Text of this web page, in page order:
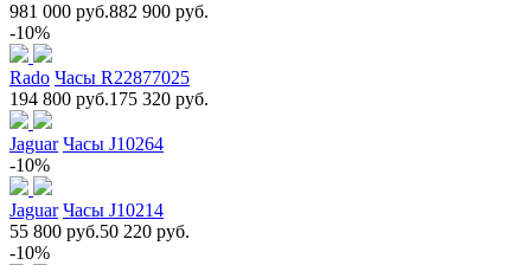
981 000 руб.882 900 руб.
-10%
Rado Часы R22877025
194 800 руб.175 320 руб.
Jaguar Часы J10264
-10%
Jaguar Часы J10214
55 800 руб.50 220 руб.
-10%